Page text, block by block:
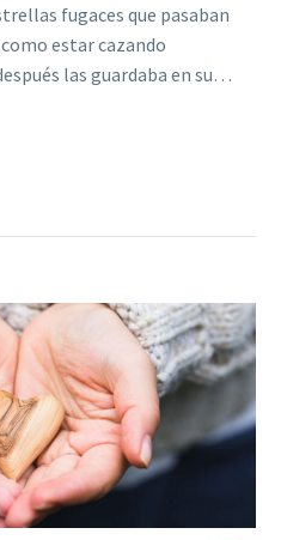
fugaces que pasaban
como estar cazando
las guardaba en su…